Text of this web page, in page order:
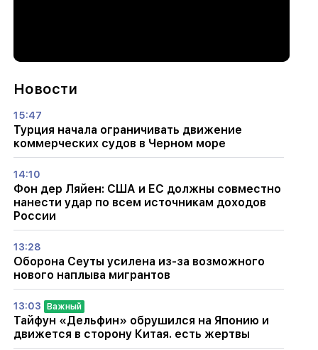
Новости
15:47
Турция начала ограничивать движение
коммерческих судов в Черном море
14:10
Фон дер Ляйен: США и ЕС должны совместно
нанести удар по всем источникам доходов
России
13:28
Оборона Сеуты усилена из-за возможного
нового наплыва мигрантов
13:03 Важный
Тайфун «Дельфин» обрушился на Японию и
движется в сторону Китая. есть жертвы